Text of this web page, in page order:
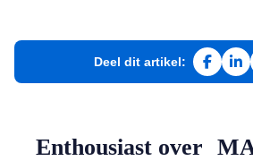
Deel dit artikel:
Deel op
Enthousiast over